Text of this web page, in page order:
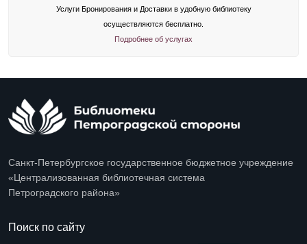
Услуги Бронирования и Доставки в удобную библиотеку
осуществляются бесплатно.
Подробнее об услугах
Санкт-Петербургское государственное бюджетное учреждение
«Централизованная библиотечная система
Петроградского района»
Поиск по сайту